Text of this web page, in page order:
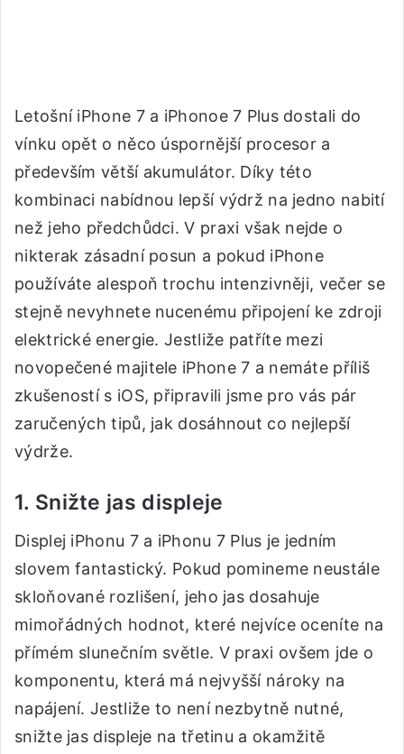
Letošní iPhone 7 a iPhonoe 7 Plus dostali do
vínku opět o něco úspornější procesor a
především větší akumulátor. Díky této
kombinaci nabídnou lepší výdrž na jedno nabití
než jeho předchůdci. V praxi však nejde o
nikterak zásadní posun a pokud iPhone
používáte alespoň trochu intenzivněji, večer se
stejně nevyhnete nucenému připojení ke zdroji
elektrické energie. Jestliže patříte mezi
novopečené majitele iPhone 7 a nemáte příliš
zkušeností s iOS, připravili jsme pro vás pár
zaručených tipů, jak dosáhnout co nejlepší
výdrže.
1. Snižte jas displeje
Displej iPhonu 7 a iPhonu 7 Plus je jedním
slovem fantastický. Pokud pomineme neustále
skloňované rozlišení, jeho jas dosahuje
mimořádných hodnot, které nejvíce oceníte na
přímém slunečním světle. V praxi ovšem jde o
komponentu, která má nejvyšší nároky na
napájení. Jestliže to není nezbytně nutné,
snižte jas displeje na třetinu a okamžitě